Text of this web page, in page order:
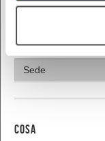
Rimini
COSA